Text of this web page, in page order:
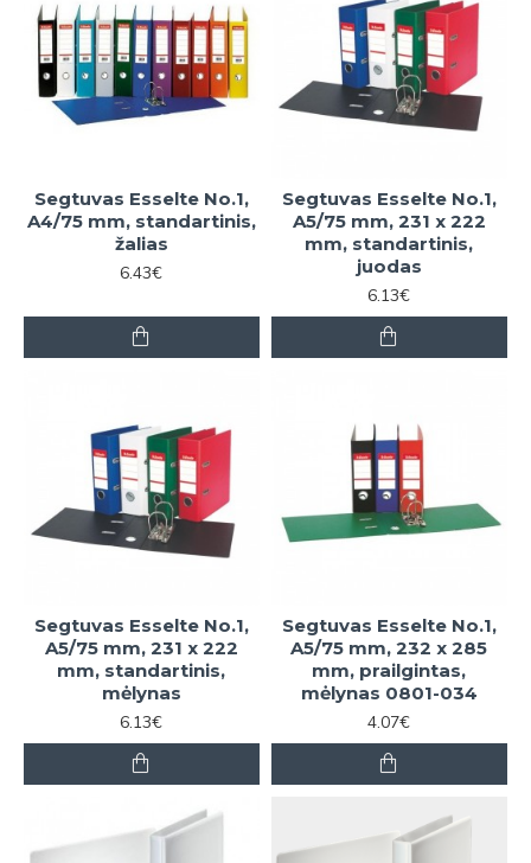
Segtuvas Esselte No.1,
A4/75 mm, standartinis,
žalias
6.43€
Segtuvas Esselte No.1,
A5/75 mm, 231 x 222
mm, standartinis,
juodas
6.13€
Segtuvas Esselte No.1,
A5/75 mm, 231 x 222
mm, standartinis,
mėlynas
6.13€
Segtuvas Esselte No.1,
A5/75 mm, 232 x 285
mm, prailgintas,
mėlynas 0801-034
4.07€